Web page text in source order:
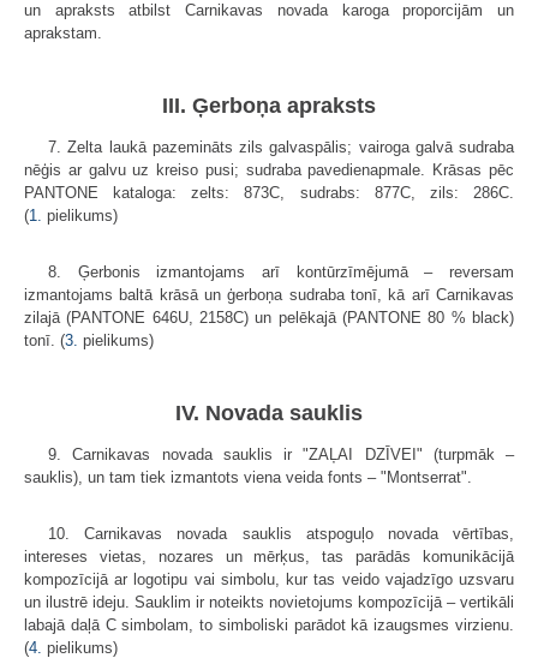
un apraksts atbilst Carnikavas novada karoga proporcijām un
aprakstam.
III. Ģerboņa apraksts
7. Zelta laukā pazemināts zils galvaspālis; vairoga galvā sudraba
nēģis ar galvu uz kreiso pusi; sudraba pavedienapmale. Krāsas pēc
PANTONE kataloga: zelts: 873C, sudrabs: 877C, zils: 286C.
(1. pielikums)
8. Ģerbonis izmantojams arī kontūrzīmējumā – reversam
izmantojams baltā krāsā un ģerboņa sudraba tonī, kā arī Carnikavas
zilajā (PANTONE 646U, 2158C) un pelēkajā (PANTONE 80 % black)
tonī. (3. pielikums)
IV. Novada sauklis
9. Carnikavas novada sauklis ir "ZAĻAI DZĪVEI" (turpmāk –
sauklis), un tam tiek izmantots viena veida fonts – "Montserrat".
10. Carnikavas novada sauklis atspoguļo novada vērtības,
intereses vietas, nozares un mērķus, tas parādās komunikācijā
kompozīcijā ar logotipu vai simbolu, kur tas veido vajadzīgo uzsvaru
un ilustrē ideju. Sauklim ir noteikts novietojums kompozīcijā – vertikāli
labajā daļā C simbolam, to simboliski parādot kā izaugsmes virzienu.
(4. pielikums)